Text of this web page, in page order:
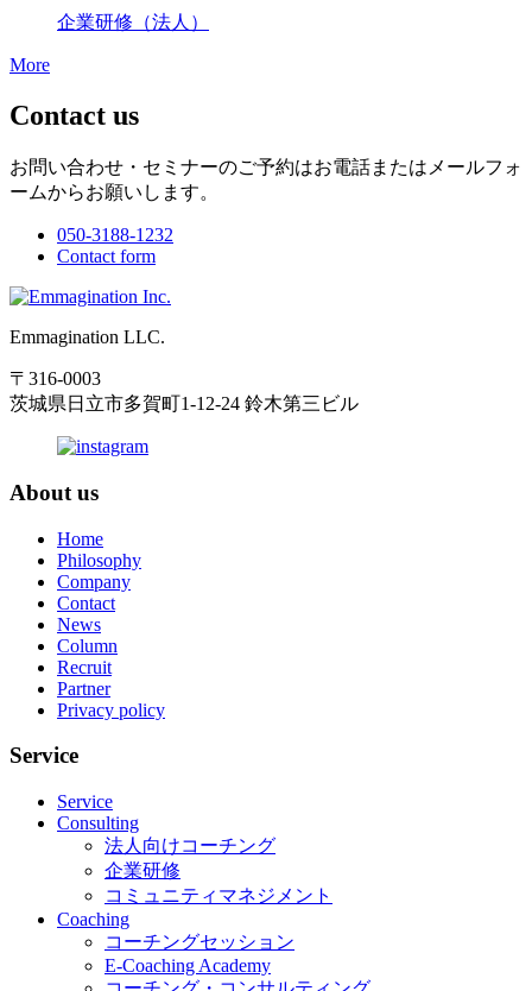
企業研修（法人）
More
Contact us
お問い合わせ・セミナーのご予約はお電話またはメールフォ
ームからお願いします。
050-3188-1232
Contact form
Emmagination LLC.
〒316-0003
茨城県日立市多賀町1-12-24 鈴木第三ビル
About us
Home
Philosophy
Company
Contact
News
Column
Recruit
Partner
Privacy policy
Service
Service
Consulting
法人向けコーチング
企業研修
コミュニティマネジメント
Coaching
コーチングセッション
E-Coaching Academy